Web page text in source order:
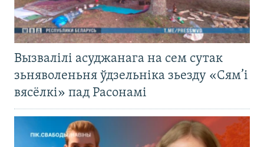
Вызвалілі асуджанага на сем сутак
зьняволеньня ўдзельніка зьезду «Сям’і
вясёлкі» пад Расонамі